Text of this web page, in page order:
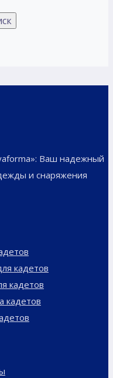
Ваш надежный
и снаряжения
кадетов
кадетов
кадетов